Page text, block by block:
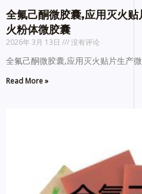
全氟己酮微胶囊,应用灭火
火粉体微胶囊
2026年 3月 13日 没有评论
全氟己酮微胶囊,应用灭火贴片生产
Read More »